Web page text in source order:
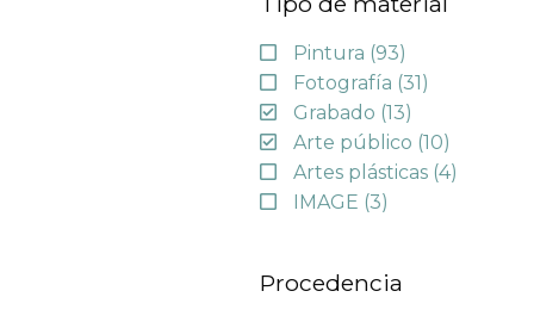
Pintura (93)
Fotografía (31)
Grabado (13)
Arte público (10)
Artes plásticas (4)
IMAGE (3)
Procedencia